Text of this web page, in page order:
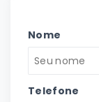
Nome
Telefone